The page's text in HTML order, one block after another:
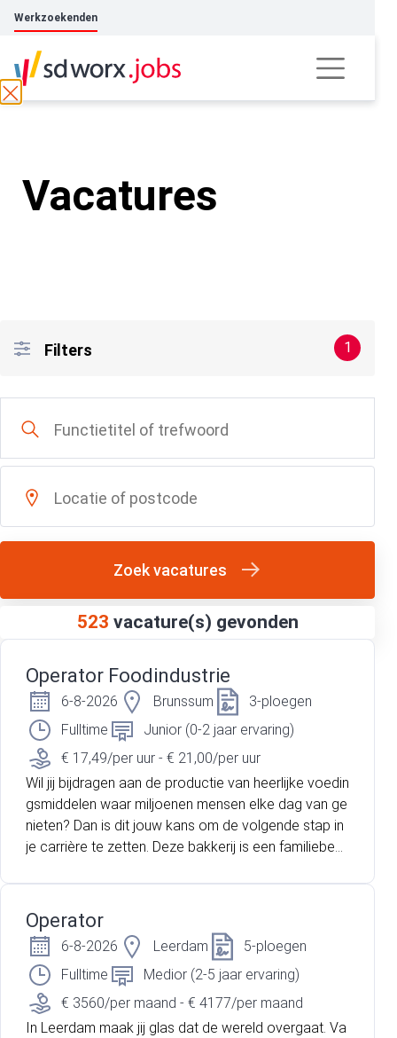
Werkzoekenden
Vacatures
Filters 1
Zoek vacatures
523 vacature(s) gevonden
Operator Foodindustrie
6-8-2026 Brunssum
3-ploegen
Fulltime
Junior (0-2 jaar ervaring)
€ 17,49/per uur - € 21,00/per uur
Wil jij bijdragen aan de productie van heerlijke voedin
gsmiddelen waar miljoenen mensen elke dag van ge
nieten? Dan is dit jouw kans om de volgende stap in
je carrière te zetten. Deze bakkerij is een familiebedr
100 jaar ervaring in hoogwaardige voedingsproduct
en. Met ongeveer 5.000 medewerkers in 12 landen l
evert het bedrijf producten van hoge kwaliteit aan b
akkerijen, foodservice en industrie.
Operator
6-8-2026 Leerdam
5-ploegen
Fulltime
Medior (2-5 jaar ervaring)
€ 3560/per maand - € 4177/per maand
In Leerdam maak jij glas dat de wereld overgaat. Va